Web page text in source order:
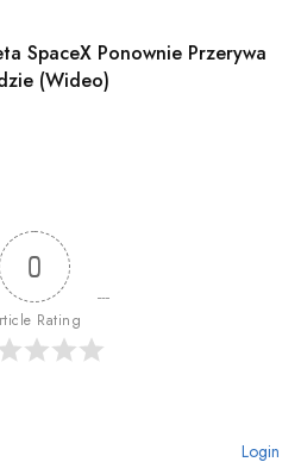
SpaceX Ponownie Przerywa
(wideo)
0
Rating
Login